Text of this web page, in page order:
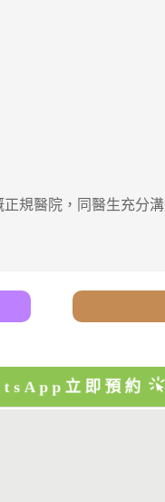
醫院，同醫生充分溝
立即預約